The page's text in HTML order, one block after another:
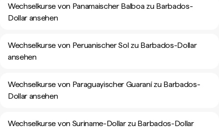
Wechselkurse von Panamaischer Balboa zu Barbados-
Dollar ansehen
Wechselkurse von Peruanischer Sol zu Barbados-Dollar
ansehen
Wechselkurse von Paraguayischer Guaraní zu Barbados-
Dollar ansehen
Wechselkurse von Suriname-Dollar zu Barbados-Dollar